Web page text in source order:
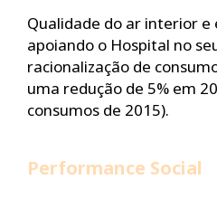
Qualidade do ar interior e
apoiando o Hospital no
racionalização de
uma redução de 5% em
consumos de 2015).
Performance Social